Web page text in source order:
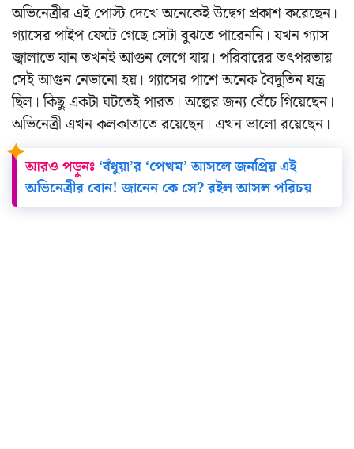
অভিনেত্রীর এই পোস্ট দেখে অনেকেই উদ্বেগ প্রকাশ করেছেন।
গ্যাসের পাইপ ফেটে গেছে সেটা বুঝতে পারেননি। যখন গ্যাস
জ্বালাতে যান তখনই আগুন লেগে যায়। পরিবারের তৎপরতায়
সেই আগুন নেভানো হয়। গ্যাসের পাশে অনেক বৈদুতিন যন্ত্র
ছিল। কিছু একটা ঘটতেই পারত। অল্পের জন্য বেঁচে গিয়েছেন।
অভিনেত্রী এখন কলকাতাতে রয়েছেন। এখন ভালো রয়েছেন।
আরও পড়ুনঃ ‘বঁধুয়া’র ‘পেখম’ আসলে জনপ্রিয় এই
অভিনেত্রীর বোন! জানেন কে সে? রইল আসল পরিচয়